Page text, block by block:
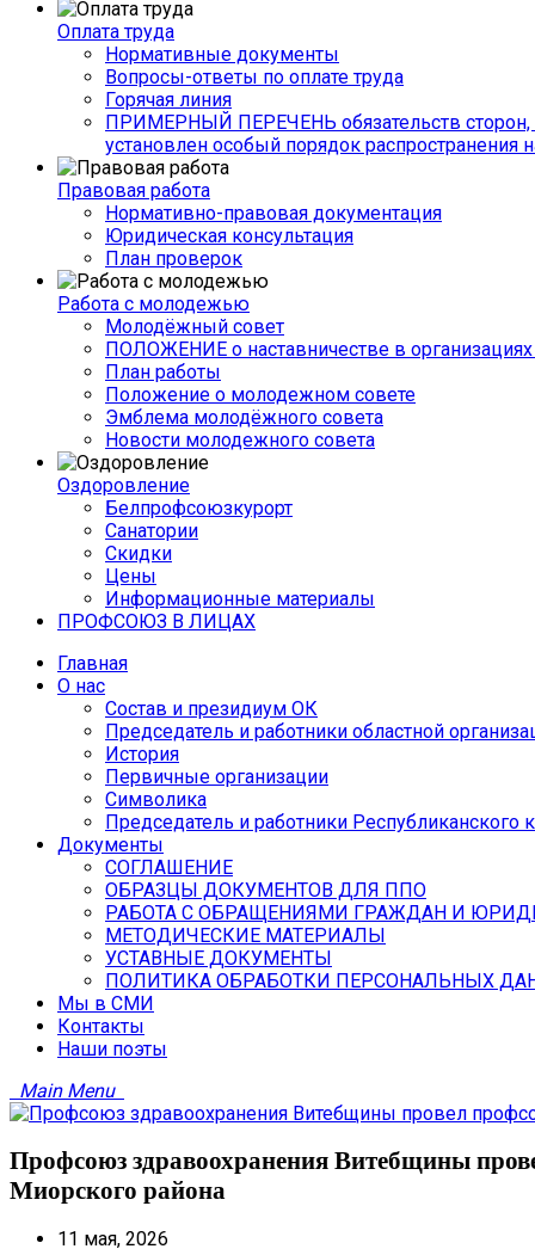
Оплата труда
Нормативные документы
Вопросы-ответы по оплате труда
Горячая линия
ПРИМЕРНЫЙ ПЕРЕЧЕНЬ обязательств
установлен особый порядок распространения
Правовая работа
Нормативно-правовая документация
Юридическая консультация
План проверок
Работа с молодежью
Молодёжный совет
ПОЛОЖЕНИЕ о наставничестве в организациях
План работы
Положение о молодежном совете
Эмблема молодёжного совета
Новости молодежного совета
Оздоровление
Белпрофсоюзкурорт
Санатории
Скидки
Цены
Информационные материалы
ПРОФСОЮЗ В ЛИЦАХ
Главная
О нас
Состав и президиум ОК
Председатель и работники областной
История
Первичные организации
Символика
Председатель и работники Республиканского
Документы
СОГЛАШЕНИЕ
ОБРАЗЦЫ ДОКУМЕНТОВ ДЛЯ ППО
РАБОТА С ОБРАЩЕНИЯМИ ГРАЖДАН И
МЕТОДИЧЕСКИЕ МАТЕРИАЛЫ
УСТАВНЫЕ ДОКУМЕНТЫ
ПОЛИТИКА ОБРАБОТКИ ПЕРСОНАЛЬНЫХ
Мы в СМИ
Контакты
Наши поэты
Main Menu
Профсоюз здравоохранения Витебщины
Миорского района
11 мая, 2026